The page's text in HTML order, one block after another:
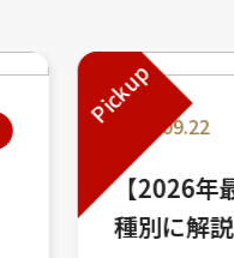
DX/最新技術
用事例14選を業